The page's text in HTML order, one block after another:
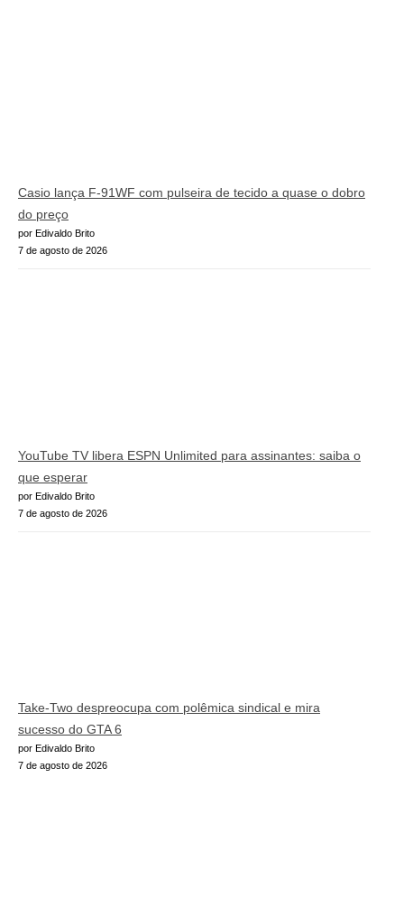
Casio lança F-91WF com pulseira de tecido a quase o dobro
do preço
por Edivaldo Brito
7 de agosto de 2026
YouTube TV libera ESPN Unlimited para assinantes: saiba o
que esperar
por Edivaldo Brito
7 de agosto de 2026
Take-Two despreocupa com polêmica sindical e mira
sucesso do GTA 6
por Edivaldo Brito
7 de agosto de 2026